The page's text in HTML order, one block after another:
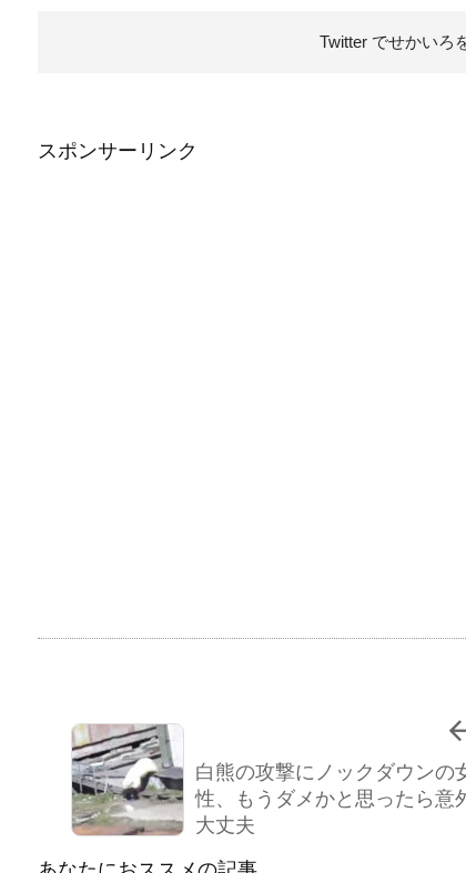
Twitter でせかいろ
スポンサーリンク
白熊の攻撃にノックダウンの
性、もうダメかと思ったら意
大丈夫